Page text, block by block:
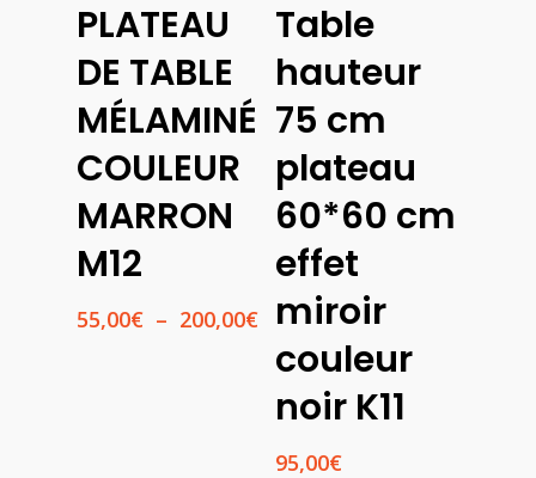
Des
Options
PLATEAU
DE TABLE
MÉLAMINÉ
COULEUR
MARRON
M12
55,00€ – 200,00€Plage
de
prix :
55,00€
200,00€
Ajouter
Au
Panier
Table
hauteur
75 cm
plateau
60*60 cm
effet
miroir
couleur
noir K11
95,00€